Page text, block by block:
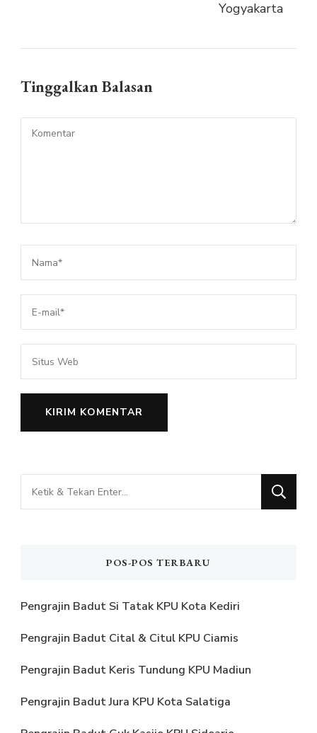
Tinggalkan Balasan
Mencari
Sesuatu?
POS-POS TERBARU
Pengrajin Badut Si Tatak KPU Kota Kediri
Pengrajin Badut Cital & Citul KPU Ciamis
Pengrajin Badut Keris Tundung KPU Madiun
Pengrajin Badut Jura KPU Kota Salatiga